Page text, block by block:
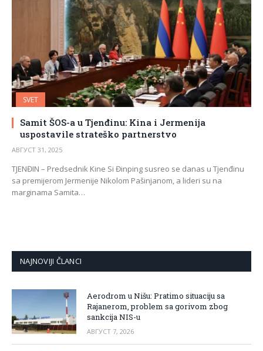
SVET
Samit ŠOS-a u Tjenđinu: Kina i Jermenija
uspostavile strateško partnerstvo
АВГУСТ 31, 2025
TJENĐIN – Predsednik Kine Si Đinping susreo se danas u Tjenđinu
sa premijerom Jermenije Nikolom Pašinjanom, a lideri su na
marginama Samita…
NAJNOVIJI ČLANCI
Aerodrom u Nišu: Pratimo situaciju sa
Rajanerom, problem sa gorivom zbog
sankcija NIS-u
АВГУСТ 7, 2026